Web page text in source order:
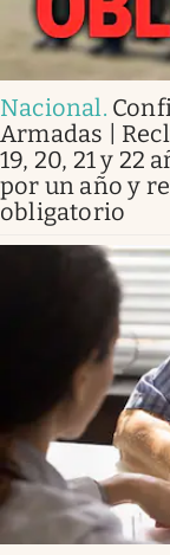
Nacional.
Armadas |
19, 20, 21 y 22
por un año y
obligatorio